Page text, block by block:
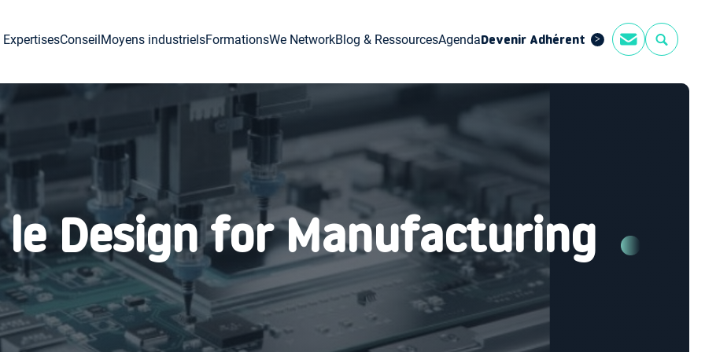
ExpertisesConseilMoyens industrielsFormationsWe NetworkBlog & RessourcesAgendaDevenir Adhérent
le Design for Manufacturing